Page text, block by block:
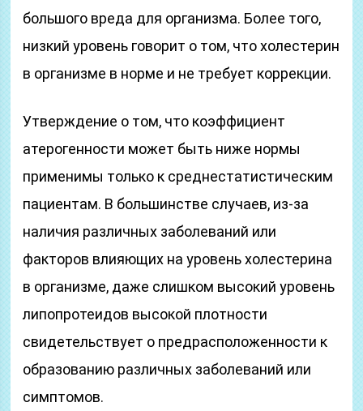
большого вреда для организма. Более того,
низкий уровень говорит о том, что холестерин
в организме в норме и не требует коррекции.
Утверждение о том, что коэффициент
атерогенности может быть ниже нормы
применимы только к среднестатистическим
пациентам. В большинстве случаев, из-за
наличия различных заболеваний или
факторов влияющих на уровень холестерина
в организме, даже слишком высокий уровень
липопротеидов высокой плотности
свидетельствует о предрасположенности к
образованию различных заболеваний или
симптомов.